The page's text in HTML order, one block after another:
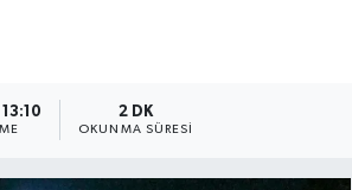
2 DK
OKUNMA SÜRESI